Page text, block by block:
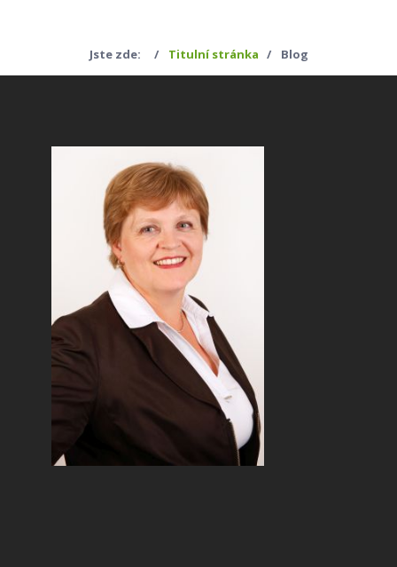
Jste zde: Titulní stránka Blog